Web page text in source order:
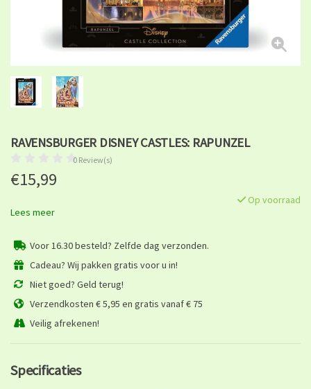
RAVENSBURGER DISNEY CASTLES: RAPUNZEL
0 Review(s)
€15,99
Op voorraad
Lees meer
Voor 16.30 besteld? Zelfde dag verzonden.
Cadeau? Wij pakken gratis voor u in!
Niet goed? Geld terug!
Verzendkosten € 5,95 en gratis vanaf € 75
Veilig afrekenen!
Specificaties